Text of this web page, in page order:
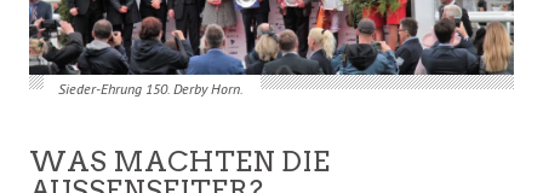
Sieder-Ehrung 150. Derby Horn.
WAS MACHTEN DIE